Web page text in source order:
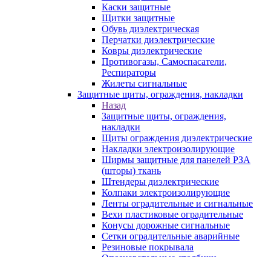
Каски защитные
Щитки защитные
Обувь диэлектрическая
Перчатки диэлектрические
Ковры диэлектрические
Противогазы, Самоспасатели,
Респираторы
Жилеты сигнальные
Защитные щиты, ограждения, накладки
Назад
Защитные щиты, ограждения,
накладки
Щиты ограждения диэлектрические
Накладки электроизолирующие
Ширмы защитные для панелей РЗА
(шторы) ткань
Штендеры диэлектрические
Колпаки электроизолирующие
Ленты оградительные и сигнальные
Вехи пластиковые оградительные
Конусы дорожные сигнальные
Сетки оградительные аварийные
Резиновые покрывала